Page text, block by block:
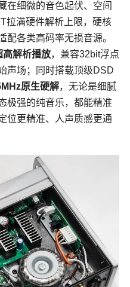
在细微的音色起伏、空间
拉满硬件解析上限，硬核
配各类高码率无损音源。
解析播放，兼容32bit浮点
声场；同时搭载顶级DSD
原生硬解，无论是细腻
极强的纯音乐，都能精准
位更精准、人声质感更通